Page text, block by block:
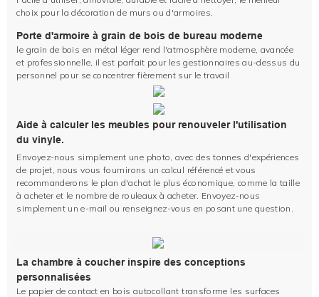
choix pour la décoration de murs ou d'armoires.
Porte d'armoire à grain de bois de bureau moderne
le grain de bois en métal léger rend l'atmosphère moderne, avancée
et professionnelle, il est parfait pour les gestionnaires au-dessus du
personnel pour se concentrer fièrement sur le travail
Aide à calculer les meubles pour renouveler l'utilisation
du vinyle.
Envoyez-nous simplement une photo, avec des tonnes d'expériences
de projet, nous vous fournirons un calcul référencé et vous
recommanderons le plan d'achat le plus économique, comme la taille
à acheter et le nombre de rouleaux à acheter. Envoyez-nous
simplement un e-mail ou renseignez-vous en posant une question.
La chambre à coucher inspire des conceptions
personnalisées
Le papier de contact en bois autocollant transforme les surfaces